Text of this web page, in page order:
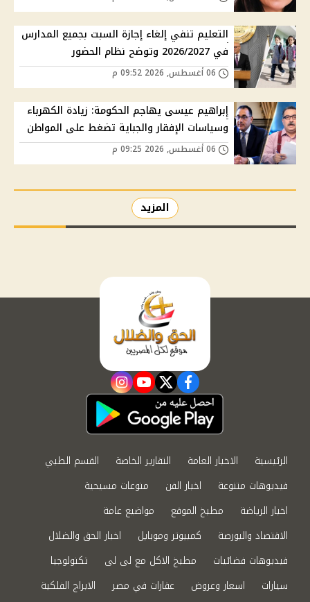
التعليم تنفي إلغاء إجازة السبت بجميع المدارس
في 2026/2027 وتوضح نظام الحضور
إبراهيم عيسى يهاجم الحكومة: زيادة الكهرباء
وسياسات الإفقار والجباية تضغط على المواطن
المزيد
facebook
twitter
youtube
instagram
الرئيسية الاخبار العامة التقارير الخاصة
القسم الطبي
فيديوهات متنوعة
اخبار الفن
منوعات مسيحية
اخبار الرياضة
مطبخ الموقع
مواضيع عامة
الاقتصاد والبورصة
كمبيوتر وموبايل
اخبار الحق والضلال
فيديوهات فضائيات
مطبخ الاكل مع لى لى
تكنولوجيا
سيارات
اسعار وعروض عقارات في مصر
الابراج الفلكية